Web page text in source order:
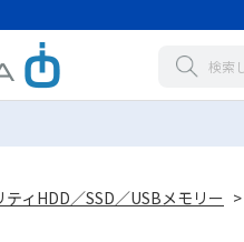
ティHDD／SSD／USBメモリー >